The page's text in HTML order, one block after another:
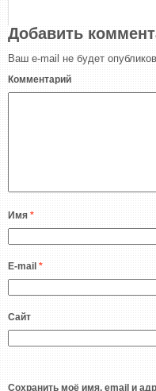
Добавить
Ваш e-mail не будет
Комментарий
Имя *
E-mail *
Сайт
Сохранить моё имя, email и